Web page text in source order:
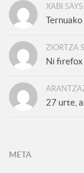
XABI SAYS:
ZIORTZA
Ni
27 urte,
META